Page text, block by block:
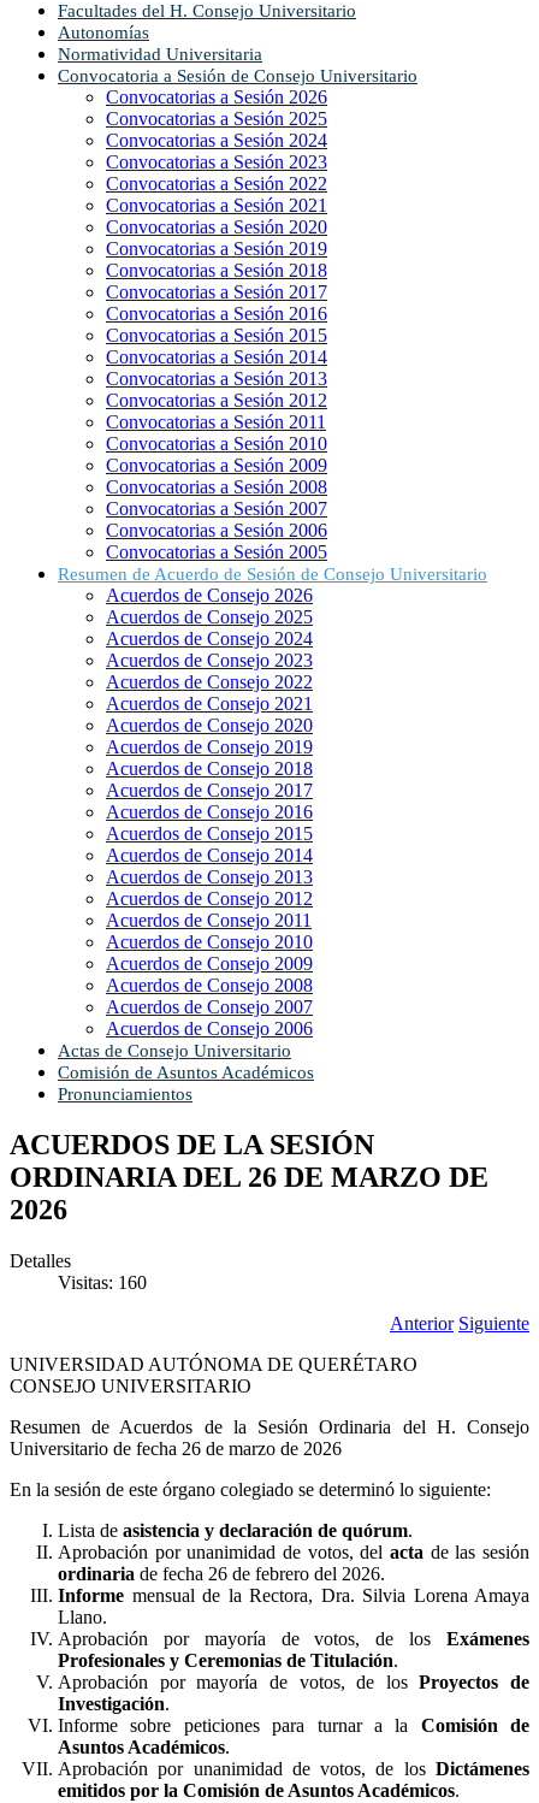
Facultades del H. Consejo Universitario
Autonomías
Normatividad Universitaria
Convocatoria a Sesión de Consejo Universitario
Convocatorias a Sesión 2026
Convocatorias a Sesión 2025
Convocatorias a Sesión 2024
Convocatorias a Sesión 2023
Convocatorias a Sesión 2022
Convocatorias a Sesión 2021
Convocatorias a Sesión 2020
Convocatorias a Sesión 2019
Convocatorias a Sesión 2018
Convocatorias a Sesión 2017
Convocatorias a Sesión 2016
Convocatorias a Sesión 2015
Convocatorias a Sesión 2014
Convocatorias a Sesión 2013
Convocatorias a Sesión 2012
Convocatorias a Sesión 2011
Convocatorias a Sesión 2010
Convocatorias a Sesión 2009
Convocatorias a Sesión 2008
Convocatorias a Sesión 2007
Convocatorias a Sesión 2006
Convocatorias a Sesión 2005
Resumen de Acuerdo de Sesión de Consejo Universitario
Acuerdos de Consejo 2026
Acuerdos de Consejo 2025
Acuerdos de Consejo 2024
Acuerdos de Consejo 2023
Acuerdos de Consejo 2022
Acuerdos de Consejo 2021
Acuerdos de Consejo 2020
Acuerdos de Consejo 2019
Acuerdos de Consejo 2018
Acuerdos de Consejo 2017
Acuerdos de Consejo 2016
Acuerdos de Consejo 2015
Acuerdos de Consejo 2014
Acuerdos de Consejo 2013
Acuerdos de Consejo 2012
Acuerdos de Consejo 2011
Acuerdos de Consejo 2010
Acuerdos de Consejo 2009
Acuerdos de Consejo 2008
Acuerdos de Consejo 2007
Acuerdos de Consejo 2006
Actas de Consejo Universitario
Comisión de Asuntos Académicos
Pronunciamientos
ACUERDOS DE LA SESIÓN
ORDINARIA DEL 26 DE MARZO DE
2026
Detalles
Visitas: 160
Anterior Siguiente
UNIVERSIDAD AUTÓNOMA DE QUERÉTARO
CONSEJO UNIVERSITARIO
Resumen de Acuerdos de la Sesión Ordinaria del H. Consejo
Universitario de fecha 26 de marzo de 2026
En la sesión de este órgano colegiado se determinó lo siguiente:
Lista de asistencia y declaración de quórum.
Aprobación por unanimidad de votos, del acta de las sesión
ordinaria de fecha 26 de febrero del 2026.
Informe mensual de la Rectora, Dra. Silvia Lorena Amaya
Llano.
Aprobación por mayoría de votos, de los Exámenes
Profesionales y Ceremonias de Titulación.
Aprobación por mayoría de votos, de losProyectos de
Investigación.
Informe sobre peticiones para turnar a la Comisión de
Asuntos Académicos.
Aprobación por unanimidad de votos, de los Dictámenes
emitidos por la Comisión de Asuntos Académicos.